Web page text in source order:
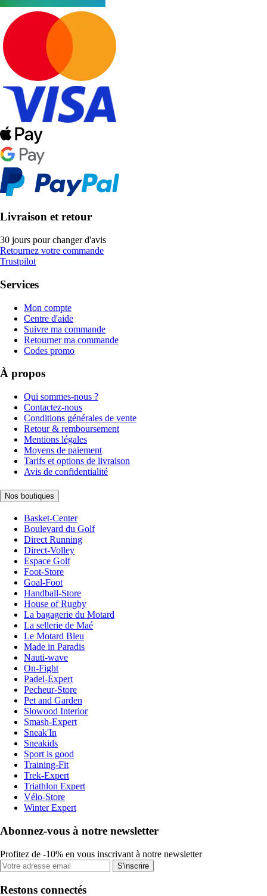
Livraison et retour
30 jours pour changer d'avis
Retournez votre commande
Trustpilot
Services
Mon compte
Centre d'aide
Suivre ma commande
Retourner ma commande
Codes promo
À propos
Qui sommes-nous ?
Contactez-nous
Conditions générales de vente
Retour & remboursement
Mentions légales
Moyens de paiement
Tarifs et options de livraison
Avis de confidentialité
Nos boutiques
Basket-Center
Boulevard du Golf
Direct Running
Direct-Volley
Espace Golf
Foot-Store
Goal-Foot
Handball-Store
House of Rugby
La bagagerie du Motard
La sellerie de Maé
Le Motard Bleu
Made in Paradis
Nauti-wave
On-Fight
Padel-Expert
Pecheur-Store
Pet and Garden
Slowood Interior
Smash-Expert
Sneak'In
Sneakids
Sport is good
Training-Fit
Trek-Expert
Triathlon Expert
Vélo-Store
Winter Expert
Abonnez-vous à notre newsletter
Profitez de -10% en vous inscrivant à notre newsletter
S'inscrire
Restons connectés